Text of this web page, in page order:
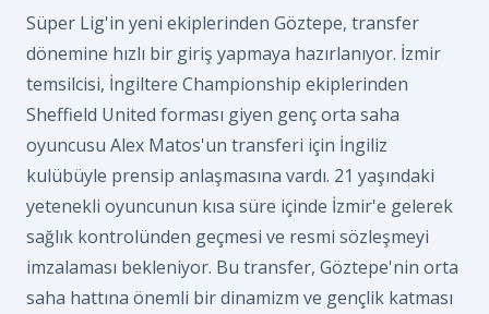
Süper Lig'in yeni ekiplerinden Göztepe, transfer
dönemine hızlı bir giriş yapmaya hazırlanıyor. İzmir
temsilcisi, İngiltere Championship ekiplerinden
Sheffield United forması giyen genç orta saha
oyuncusu Alex Matos'un transferi için İngiliz
kulübüyle prensip anlaşmasına vardı. 21 yaşındaki
yetenekli oyuncunun kısa süre içinde İzmir'e gelerek
sağlık kontrolünden geçmesi ve resmi sözleşmeyi
imzalaması bekleniyor. Bu transfer, Göztepe'nin orta
saha hattına önemli bir dinamizm ve gençlik katması